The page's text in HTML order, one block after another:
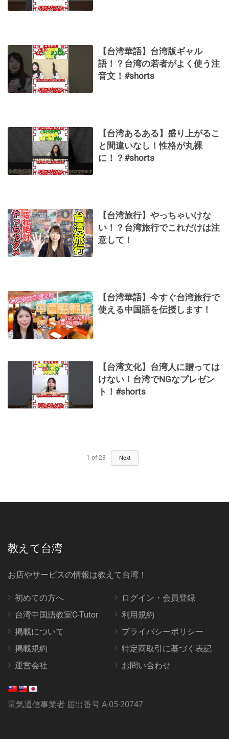
【台湾華語】台湾版ギャル
語！？台湾の若者がよく使う注
音文！#shorts
【台湾あるある】盛り上がるこ
と間違いなし！性格が丸裸
に！？#shorts
【台湾旅行】やっちゃいけな
い！？台湾旅行でこれだけは注
意して！
【台湾華語】今すぐ台湾旅行で
使える中国語を伝授します！
【台湾文化】台湾人に贈っては
けない！台湾でNGなプレゼン
ト！#shorts
1 of 28 Next
教えて台湾
お店やサービスの情報は教えて台湾！
初めての方へ
台湾中国語教室C-Tutor
掲載について
掲載規約
運営会社
ログイン・会員登録
利用規約
プライバシーポリシー
特定商取引に基づく表記
お問い合わせ
電気通信事業者 届出番号 A-05-20747